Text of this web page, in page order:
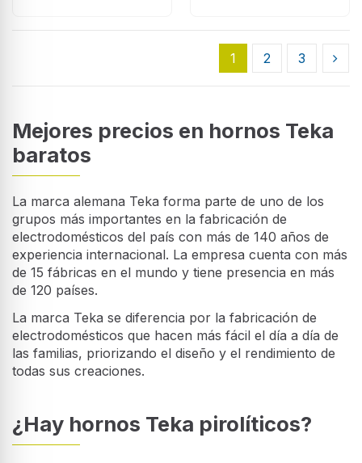
1 2 3
Mejores precios en hornos Teka
baratos
La marca alemana Teka forma parte de uno de los
grupos más importantes en la fabricación de
electrodomésticos del país con más de 140 años de
experiencia internacional. La empresa cuenta con más
de 15 fábricas en el mundo y tiene presencia en más
de 120 países.
La marca Teka se diferencia por la fabricación de
electrodomésticos que hacen más fácil el día a día de
las familias, priorizando el diseño y el rendimiento de
todas sus creaciones.
¿Hay hornos Teka pirolíticos?